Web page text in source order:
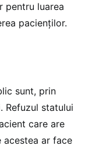
pentru luarea
pacienților.
sunt, prin
Refuzul statului
care are
acestea ar face